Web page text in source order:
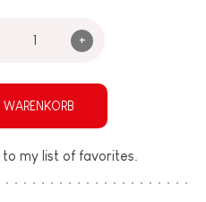
+
WARENKORB
my list of favorites.